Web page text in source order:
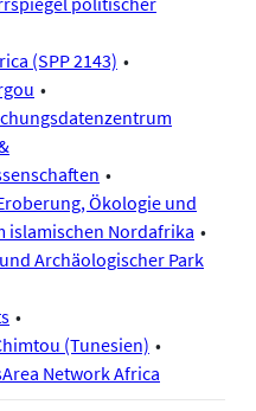
(SPP 2143)
Ökologie und
islamischen Nordafrika
Archäologischer Park
(Tunesien)
Network Africa